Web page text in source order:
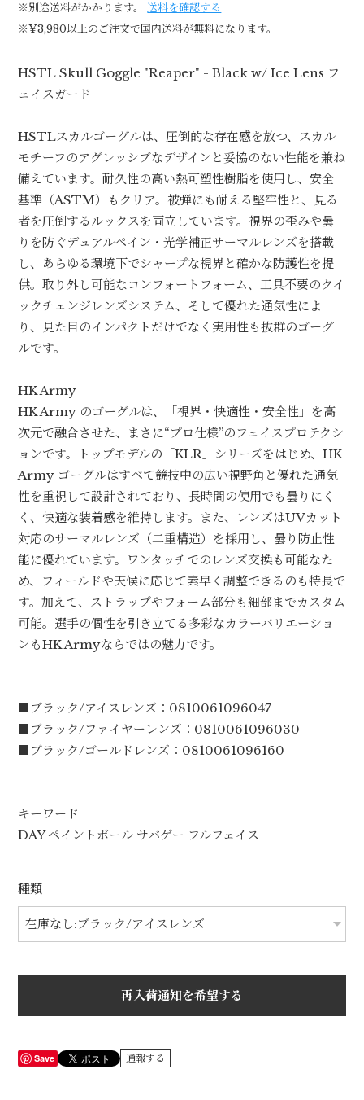
※別途送料がかかります。
送料を確認する
※¥3,980以上のご注文で国内送料が無料になります。
HSTL Skull Goggle "Reaper" - Black w/ Ice Lens フ
ェイスガード
HSTLスカルゴーグルは、圧倒的な存在感を放つ、スカル
モチーフのアグレッシブなデザインと妥協のない性能を兼ね
備えています。耐久性の高い熱可塑性樹脂を使用し、安全
基準（ASTM）もクリア。被弾にも耐える堅牢性と、見る
者を圧倒するルックスを両立しています。視界の歪みや曇
りを防ぐデュアルペイン・光学補正サーマルレンズを搭載
し、あらゆる環境下でシャープな視界と確かな防護性を提
供。取り外し可能なコンフォートフォーム、工具不要のクイ
ックチェンジレンズシステム、そして優れた通気性によ
り、見た目のインパクトだけでなく実用性も抜群のゴーグ
ルです。
HK Army
HK Army のゴーグルは、「視界・快適性・安全性」を高
次元で融合させた、まさに“プロ仕様”のフェイスプロテクシ
ョンです。トップモデルの「KLR」シリーズをはじめ、HK
Army ゴーグルはすべて競技中の広い視野角と優れた通気
性を重視して設計されており、長時間の使用でも曇りにく
く、快適な装着感を維持します。また、レンズはUVカット
対応のサーマルレンズ（二重構造）を採用し、曇り防止性
能に優れています。ワンタッチでのレンズ交換も可能なた
め、フィールドや天候に応じて素早く調整できるのも特長で
す。加えて、ストラップやフォーム部分も細部までカスタム
可能。選手の個性を引き立てる多彩なカラーバリエーショ
ンもHK Armyならではの魅力です。
■ブラック/アイスレンズ：0810061096047
■ブラック/ファイヤーレンズ：0810061096030
■ブラック/ゴールドレンズ：0810061096160
キーワード
DAY ペイントボール サバゲー フルフェイス
種類
再入荷通知を希望する
Save 通報する